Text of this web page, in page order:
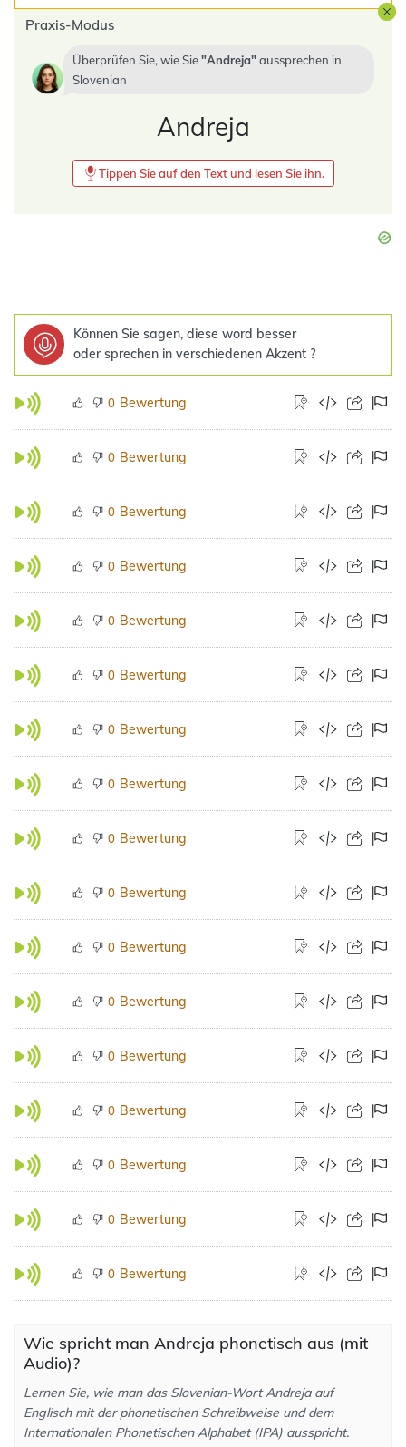
Praxis-Modus
Überprüfen Sie, wie Sie Andreja aussprechen in
Slovenian
Andreja
Tippen Sie auf den Text und lesen Sie ihn.
Können Sie sagen, diese word besser
oder sprechen in verschiedenen Akzent ?
0 Bewertung
0 Bewertung
0 Bewertung
0 Bewertung
0 Bewertung
0 Bewertung
0 Bewertung
0 Bewertung
0 Bewertung
0 Bewertung
0 Bewertung
0 Bewertung
0 Bewertung
0 Bewertung
0 Bewertung
0 Bewertung
0 Bewertung
Wie spricht man Andreja phonetisch aus (mit
Audio)?
Lernen Sie, wie man das Slovenian-Wort Andreja auf
Englisch mit der phonetischen Schreibweise und dem
Internationalen Phonetischen Alphabet (IPA) ausspricht.